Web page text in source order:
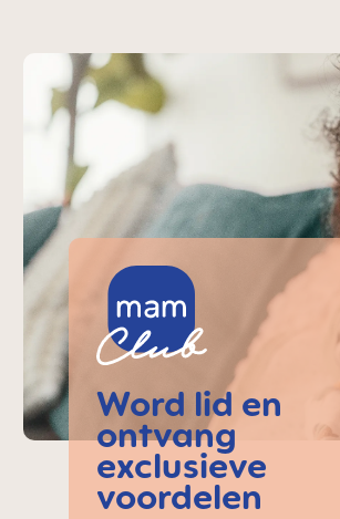
Skip MAM Teaser
Word lid en
ontvang
exclusieve
voordelen